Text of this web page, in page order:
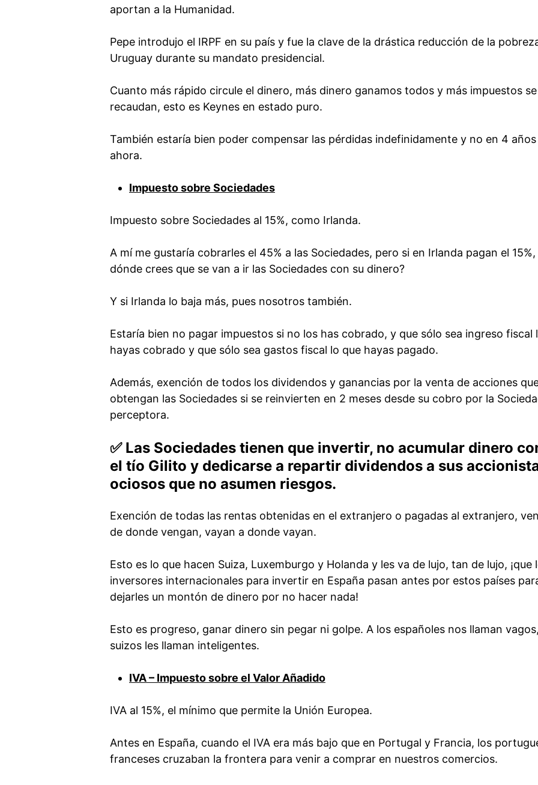
aportan a la Humanidad.
Pepe introdujo el IRPF en su país y fue la clave de la drástica reducción de la
Uruguay durante su mandato presidencial.
Cuanto más rápido circule el dinero, más dinero ganamos todos y más impuestos se
recaudan, esto es Keynes en estado puro.
También estaría bien poder compensar las pérdidas indefinidamente y no en 4
ahora.
Impuesto sobre Sociedades
Impuesto sobre Sociedades al 15%, como Irlanda.
A mí me gustaría cobrarles el 45% a las Sociedades, pero si en Irlanda pagan el 15%,
dónde crees que se van a ir las Sociedades con su dinero?
Y si Irlanda lo baja más, pues nosotros también.
Estaría bien no pagar impuestos si no los has cobrado, y que sólo sea ingreso fiscal
hayas cobrado y que sólo sea gastos fiscal lo que hayas pagado.
Además, exención de todos los dividendos y ganancias por la venta de acciones
obtengan las Sociedades si se reinvierten en 2 meses desde su cobro por la
perceptora.
✅ Las Sociedades tienen que invertir, no acumular dinero
el tío Gilito y dedicarse a repartir dividendos a sus
ociosos que no asumen riesgos.
Exención de todas las rentas obtenidas en el extranjero o pagadas al extranjero,
de donde vengan, vayan a donde vayan.
Esto es lo que hacen Suiza, Luxemburgo y Holanda y les va de lujo, tan de lujo, ¡que
inversores internacionales para invertir en España pasan antes por estos países
dejarles un montón de dinero por no hacer nada!
Esto es progreso, ganar dinero sin pegar ni golpe. A los españoles nos llaman
suizos les llaman inteligentes.
IVA – Impuesto sobre el Valor Añadido
IVA al 15%, el mínimo que permite la Unión Europea.
Antes en España, cuando el IVA era más bajo que en Portugal y Francia, los
franceses cruzaban la frontera para venir a comprar en nuestros comercios.